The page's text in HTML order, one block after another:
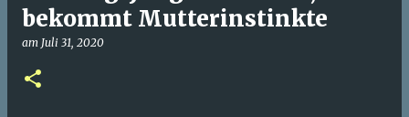
bekommt Mutterinstinkte
am Juli 31, 2020